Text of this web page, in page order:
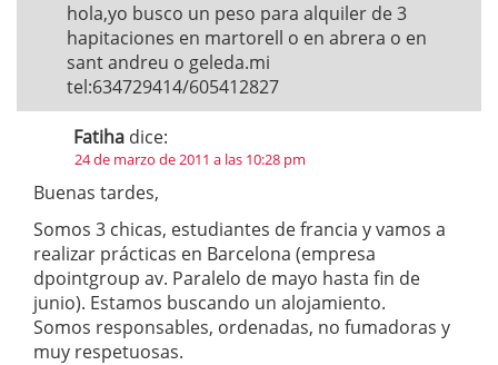
hola,yo busco un peso para alquiler de 3
hapitaciones en martorell o en abrera o en
sant andreu o geleda.mi
tel:634729414/605412827
Fatiha dice:
24 de marzo de 2011 a las 10:28 pm
Buenas tardes,
Somos 3 chicas, estudiantes de francia y vamos a
realizar prácticas en Barcelona (empresa
dpointgroup av. Paralelo de mayo hasta fin de
junio). Estamos buscando un alojamiento.
Somos responsables, ordenadas, no fumadoras y
muy respetuosas.